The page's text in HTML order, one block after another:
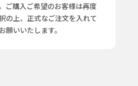
ご購入ご希望のお客様は再度
の上、正式なご注文を入れて
願いいたします。